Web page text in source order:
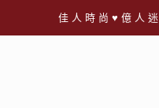
佳 人 時 尚 ♥ 億 人 迷